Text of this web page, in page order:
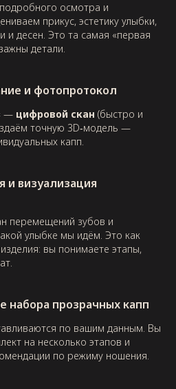
осмотра и
прикус, эстетику улыбки,
и десен. Это та самая «первая
детали.
и фотопротокол
— цифровой скан (быстро и
точную 3D‑модель —
капп.
и визуализация
перемещений зубов и
улыбке мы идём. Это как
вы понимаете этапы,
набора прозрачных капп
по вашим данным. Вы
на несколько этапов и
по режиму ношения.